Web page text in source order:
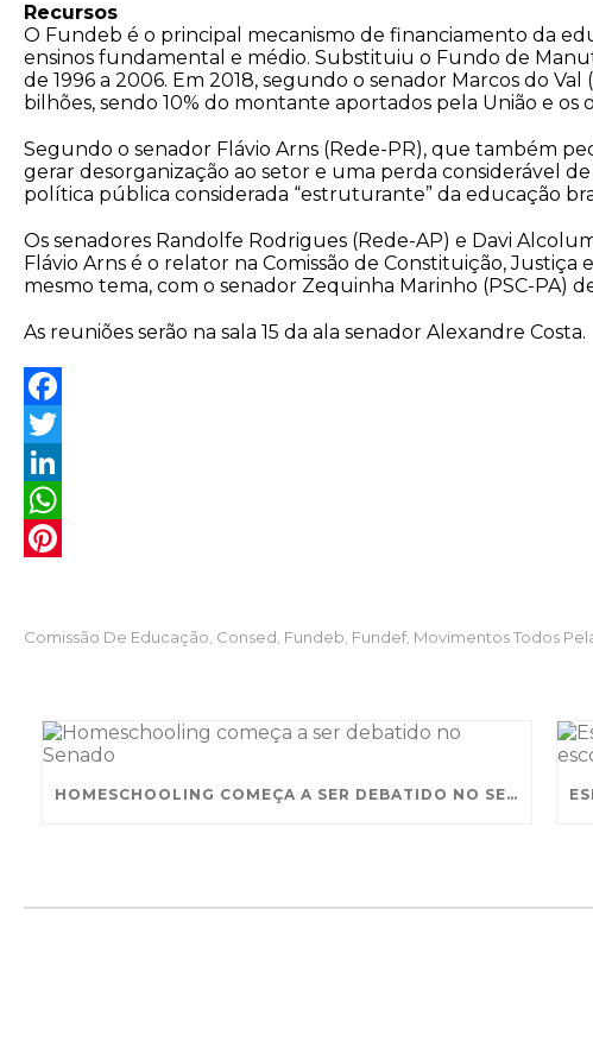
Recursos
O Fundeb é o principal mecanismo de financiamento da
ensinos fundamental e médio. Substituiu o Fundo de
de 1996 a 2006. Em 2018, segundo o senador Marcos do
bilhões, sendo 10% do montante aportados pela União e os
Segundo o senador Flávio Arns (Rede-PR), que também
gerar desorganização ao setor e uma perda considerável
política pública considerada “estruturante” da educação
Os senadores Randolfe Rodrigues (Rede-AP) e Davi
Flávio Arns é o relator na Comissão de Constituição, Justiça
mesmo tema, com o senador Zequinha Marinho (PSC-PA)
As reuniões serão na sala 15 da ala senador Alexandre Costa.
F
a
c
e
T
w
L
W
Comissão De Educação, Consed, Fundeb, Fundef, Movimentos Todos
HOMESCHOOLING COMEÇA A SER DEBATIDO NO SENADO